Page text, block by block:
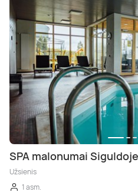
SPA malonumai
Užsienis
1 asm.